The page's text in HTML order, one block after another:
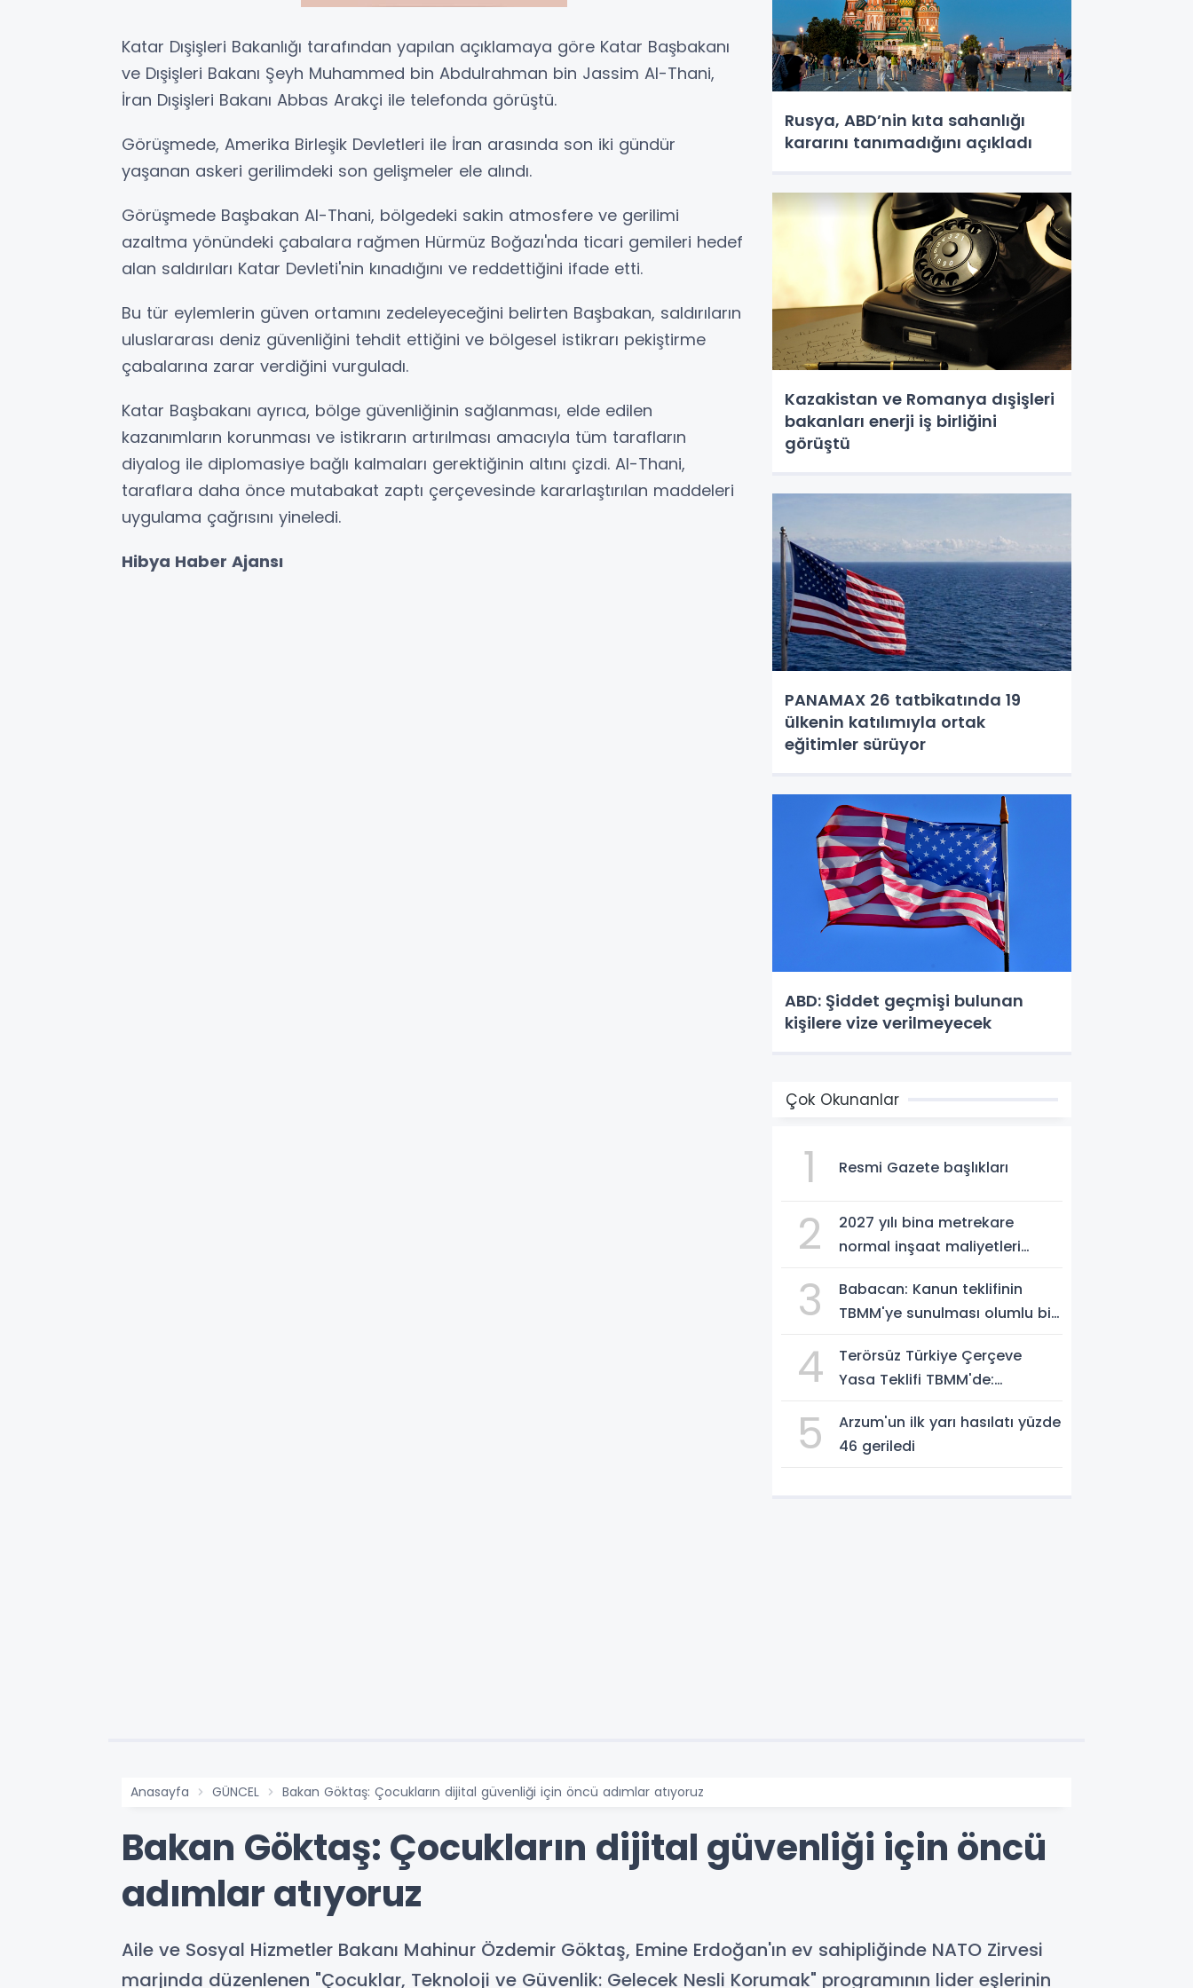
Katar Dışişleri Bakanlığı tarafından yapılan açıklamaya göre Katar Başbakanı
ve Dışişleri Bakanı Şeyh Muhammed bin Abdulrahman bin Jassim Al-Thani,
İran Dışişleri Bakanı Abbas Arakçi ile telefonda görüştü.
Görüşmede, Amerika Birleşik Devletleri ile İran arasında son iki gündür
yaşanan askeri gerilimdeki son gelişmeler ele alındı.
Görüşmede Başbakan Al-Thani, bölgedeki sakin atmosfere ve gerilimi
azaltma yönündeki çabalara rağmen Hürmüz Boğazı'nda ticari gemileri hedef
alan saldırıları Katar Devleti'nin kınadığını ve reddettiğini ifade etti.
Bu tür eylemlerin güven ortamını zedeleyeceğini belirten Başbakan, saldırıların
uluslararası deniz güvenliğini tehdit ettiğini ve bölgesel istikrarı pekiştirme
çabalarına zarar verdiğini vurguladı.
Katar Başbakanı ayrıca, bölge güvenliğinin sağlanması, elde edilen
kazanımların korunması ve istikrarın artırılması amacıyla tüm tarafların
diyalog ile diplomasiye bağlı kalmaları gerektiğinin altını çizdi. Al-Thani,
taraflara daha önce mutabakat zaptı çerçevesinde kararlaştırılan maddeleri
uygulama çağrısını yineledi.
Hibya Haber Ajansı
Rusya, ABD’nin kıta sahanlığı
kararını tanımadığını açıkladı
Kazakistan ve Romanya dışişleri
bakanları enerji iş birliğini
görüştü
PANAMAX 26 tatbikatında 19
ülkenin katılımıyla ortak
eğitimler sürüyor
ABD: Şiddet geçmişi bulunan
kişilere vize verilmeyecek
Çok Okunanlar
1 Resmi Gazete başlıkları
2
2027 yılı bina metrekare
normal inşaat maliyetleri
3
Babacan: Kanun teklifinin
TBMM'ye sunulması olumlu bir
4
Terörsüz Türkiye Çerçeve
Yasa Teklifi TBMM'de:
5
Arzum'un ilk yarı hasılatı yüzde
46 geriledi
Anasayfa GÜNCEL Bakan Göktaş: Çocukların dijital güvenliği için öncü adımlar atıyoruz
Bakan Göktaş: Çocukların dijital güvenliği için öncü
adımlar atıyoruz
Aile ve Sosyal Hizmetler Bakanı Mahinur Özdemir Göktaş, Emine Erdoğan'ın ev sahipliğinde NATO Zirvesi
marjında düzenlenen "Çocuklar, Teknoloji ve Güvenlik: Gelecek Nesli Korumak" programının lider eşlerinin